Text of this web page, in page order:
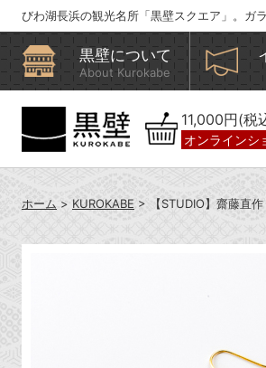
びわ湖長浜の観光名所「黒壁スクエア」。ガ
黒壁について
About Kurokabe
11,000円(税
オンラインシ
ホーム > KUROKABE > 【STUDIO】齋藤直